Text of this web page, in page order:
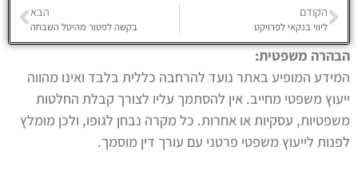
הקודם
ליווי בנקאי לפרויקט
הבא
בקשה לפטור מהיטל השבחה
הבהרה משפטית:
המידע המופיע באתר נועד להרחבה כללית בלבד ואינו מהווה
ייעוץ משפטי מחייב. אין להסתמך עליו לצורך קבלת החלטות
משפטיות, עסקיות או אחרות. כל מקרה נבחן לגופו, ולכן מומלץ
לפנות לייעוץ משפטי פרטני עם עורך דין מוסמך.